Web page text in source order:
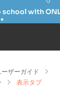
school with
ザーガイド
表示タブ